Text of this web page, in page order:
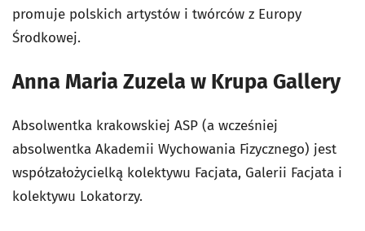
promuje polskich artystów i twórców z Europy
Środkowej.
Anna Maria Zuzela w Krupa Gallery
Absolwentka krakowskiej ASP (a wcześniej
absolwentka Akademii Wychowania Fizycznego) jest
współzałożycielką kolektywu Facjata, Galerii Facjata i
kolektywu Lokatorzy.